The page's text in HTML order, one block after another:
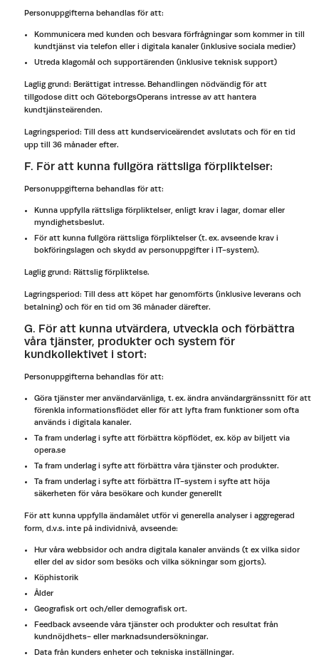
Personuppgifterna behandlas för att:
Kommunicera med kunden och besvara förfrågningar som kommer in till
kundtjänst via telefon eller i digitala kanaler (inklusive sociala medier)
Utreda klagomål och supportärenden (inklusive teknisk support)
Laglig grund: Berättigat intresse. Behandlingen nödvändig för att
tillgodose ditt och GöteborgsOperans intresse av att hantera
kundtjänsteärenden.
Lagringsperiod: Till dess att kundserviceärendet avslutats och för en tid
upp till 36 månader efter.
F. För att kunna fullgöra rättsliga förpliktelser:
Personuppgifterna behandlas för att:
Kunna uppfylla rättsliga förpliktelser, enligt krav i lagar, domar eller
myndighetsbeslut.
För att kunna fullgöra rättsliga förpliktelser (t. ex. avseende krav i
bokföringslagen och skydd av personuppgifter i IT-system).
Laglig grund: Rättslig förpliktelse.
Lagringsperiod: Till dess att köpet har genomförts (inklusive leverans och
betalning) och för en tid om 36 månader därefter.
G. För att kunna utvärdera, utveckla och förbättra
våra tjänster, produkter och system för
kundkollektivet i stort:
Personuppgifterna behandlas för att:
Göra tjänster mer användarvänliga, t. ex. ändra användargränssnitt för att
förenkla informationsflödet eller för att lyfta fram funktioner som ofta
används i digitala kanaler.
Ta fram underlag i syfte att förbättra köpflödet, ex. köp av biljett via
opera.se
Ta fram underlag i syfte att förbättra våra tjänster och produkter.
Ta fram underlag i syfte att förbättra IT-system i syfte att höja
säkerheten för våra besökare och kunder generellt
För att kunna uppfylla ändamålet utför vi generella analyser i aggregerad
form, d.v.s. inte på individnivå, avseende:
Hur våra webbsidor och andra digitala kanaler används (t ex vilka sidor
eller del av sidor som besöks och vilka sökningar som gjorts).
Köphistorik
Ålder
Geografisk ort och/eller demografisk ort.
Feedback avseende våra tjänster och produkter och resultat från
kundnöjdhets- eller marknadsundersökningar.
Data från kunders enheter och tekniska inställningar.